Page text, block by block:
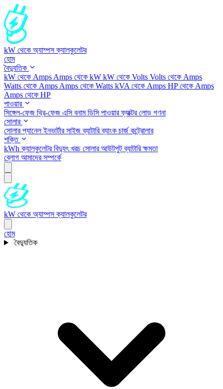
kW থেকে অ্যাম্পস ক্যালকুলেটর
হোম
বৈদ্যুতিক
kW থেকে Amps Amps থেকে kW kW থেকে Volts Volts থেকে Amps
Watts থেকে Amps Amps থেকে Watts kVA থেকে Amps HP থেকে Amps
Amps থেকে HP
পাওয়ার
সিঙ্গেল-ফেজ থ্রি-ফেজ এসি বনাম ডিসিপাওয়ার ফ্যাক্টরলোড গণনা
সোলার
সোলার প্যানেলইনভার্টার সাইজব্যাটারি ব্যাংক চার্জ কন্ট্রোলার
শক্তি
kWh ক্যালকুলেটরবিদ্যুৎ খরচ সোলার আউটপুটব্যাটারি ক্ষমতা
ব্লোগ আমাদের সম্পর্কে
kW থেকে অ্যাম্পস ক্যালকুলেটর
হোম
বৈদ্যুতিক